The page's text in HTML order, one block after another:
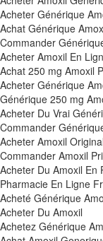
Acheter Générique
Achat Générique
Commander
Acheter Amoxil En
Achat 250 mg Amoxil
Acheter Générique
Générique 250 mg
Acheter Du Vrai
Commander
Acheter Amoxil
Commander Amoxil
Acheter Du Amoxil En
Pharmacie En Ligne
Acheté Générique
Acheter Du Amoxil
Achetez Générique